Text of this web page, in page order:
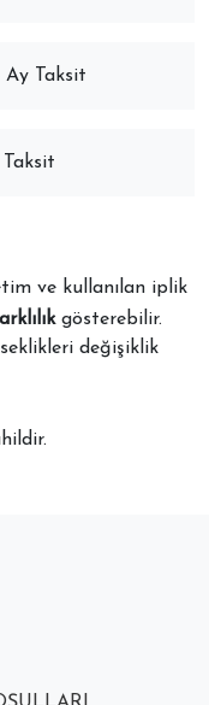
Ay Taksit
Taksit
ve kullanılan iplik
gösterebilir.
değişiklik